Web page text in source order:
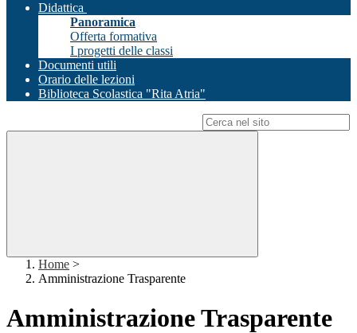
Didattica
Panoramica
Offerta formativa
I progetti delle classi
Documenti utili
Orario delle lezioni
Biblioteca Scolastica "Rita Atria"
Home >
Amministrazione Trasparente
Amministrazione Trasparente